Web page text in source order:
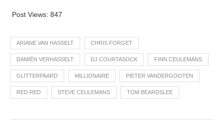
Post Views: 847
ARIANE VAN HASSELT CHRIS FORGET
DAMIËN VERHASSELT DJ COURTASOCK FINN CEULEMANS
GLITTERPAARD MILLIONAIRE PIETER VANDERGOOTEN
RED RED STEVE CEULEMANS TOM BEARDSLEE